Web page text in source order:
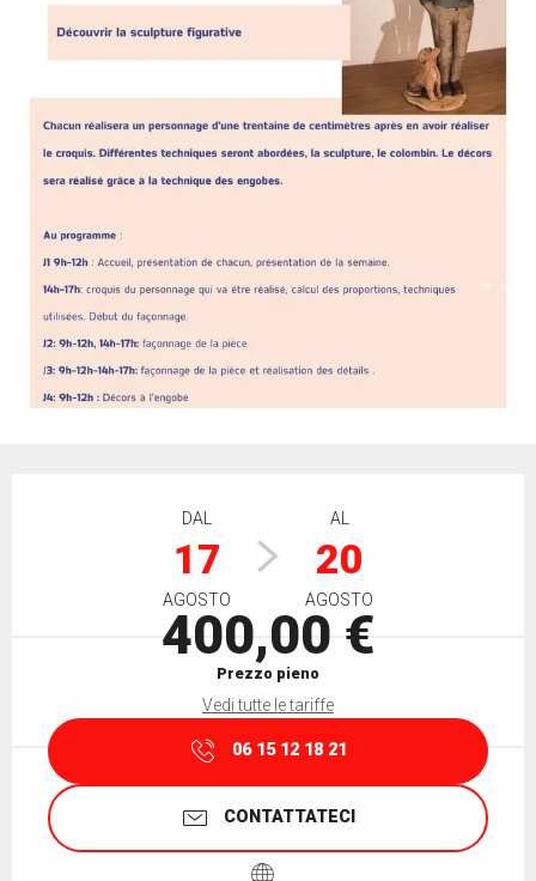
DAL
17
AGOSTO
AL
20
AGOSTO
400,00 €
Prezzo pieno
Vedi tutte le tariffe
06 15 12 18 21
CONTATTATECI